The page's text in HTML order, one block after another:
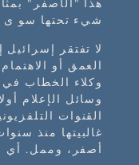
شيء تحتها سو ى
لا تفتقر إسرائيل
العمق أو
وكلاء الخطاب
وسائل الإعلام
القنوات
غالبيتها منذ
أصفر، وممل. أي